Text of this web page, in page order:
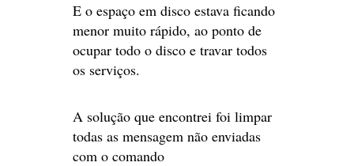
E o espaço em disco estava ficando
menor muito rápido, ao ponto de
ocupar todo o disco e travar todos
os serviços.
A solução que encontrei foi limpar
todas as mensagem não enviadas
com o comando